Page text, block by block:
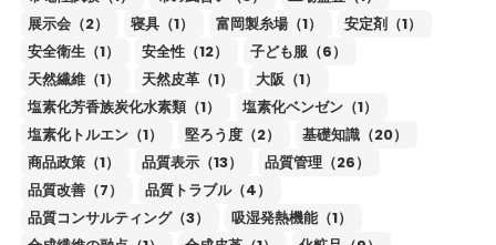
展示会（2）
寝具（1） 富岡製糸場（1）
安定剤（1）
安全衛生（1）
安全性（12）
子ども服（6）
天然繊維（1）
天然皮革（1）
大阪（1）
塩素化芳香族炭化水素類（1）
塩素化ベンゼン（1）
塩素化トルエン（1）
堅ろう度（2）
基礎知識（20）
商品政策（1）
品質表示（13）
品質管理（26）
品質改善（7）
品質トラブル（4）
品質コンサルティング（3）
吸湿発熱機能（1）